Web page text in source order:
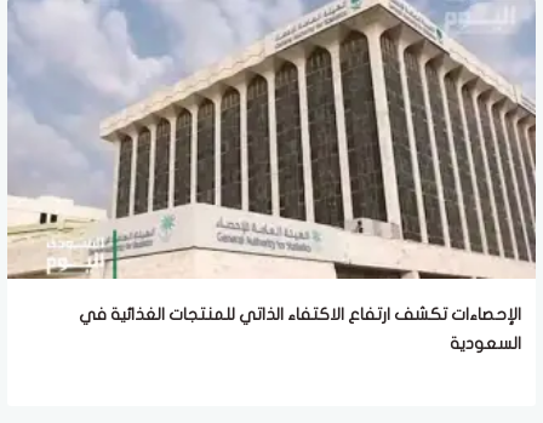
الإحصاءات تكشف ارتفاع الاكتفاء الذاتي للمنتجات الغذائية في
السعودية